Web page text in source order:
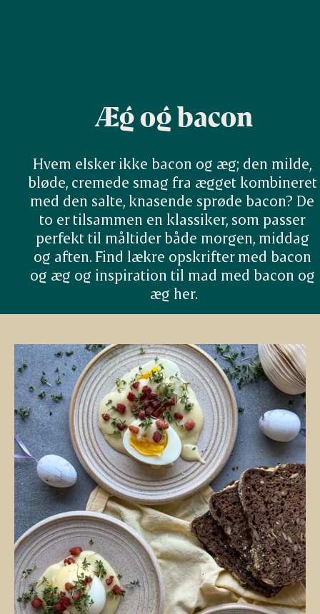
Æg og bacon
Hvem elsker ikke bacon og æg; den milde,
bløde, cremede smag fra ægget kombineret
med den salte, knasende sprøde bacon? De
to er tilsammen en klassiker, som passer
perfekt til måltider både morgen, middag
og aften. Find lækre opskrifter med bacon
og æg og inspiration til mad med bacon og
æg her.